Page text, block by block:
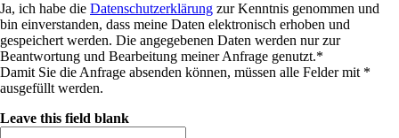
Ja, ich habe die Datenschutzerklärung zur Kenntnis genommen und
bin einverstanden, dass meine Daten elektronisch erhoben und
gespeichert werden. Die angegebenen Daten werden nur zur
Beantwortung und Bearbeitung meiner Anfrage genutzt.*
Damit Sie die Anfrage absenden können, müssen alle Felder mit *
ausgefüllt werden.
Leave this field blank